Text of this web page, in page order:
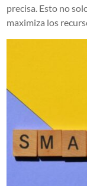
precisa. Esto no
maximiza los